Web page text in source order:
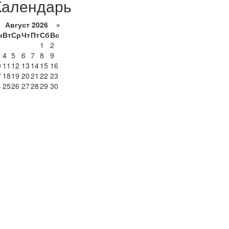
Август 2026 »
ВтСрЧтПтСбВс
1
2
4 5 6 7 8
9
11 12 13 1415 16
1819 2021 22 23
2526 272829 30